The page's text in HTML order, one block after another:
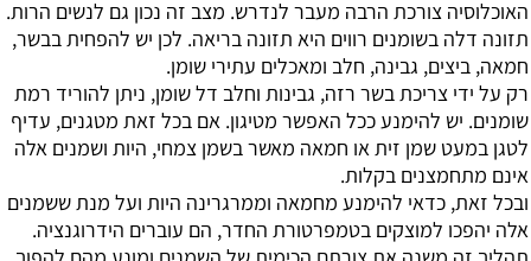
האוכלוסיה צורכת הרבה מעבר לנדרש. מצב זה נכון גם לנשים הרות.
תזונה דלה בשומנים רווים היא תזונה בריאה. לכן יש להפחית בבשר,
חמאה, ביצים, גבינה, חלב ומאכלים עתירי שומן.
רק על ידי צריכת בשר רזה, גבינות וחלב דל שומן, ניתן להוריד רמת
שומנים. יש להימנע ככל האפשר מטיגון. אם בכל זאת מטגנים, עדיף
לטגן במעט שמן זית או חמאה מאשר בשמן צמחי, היות ושמנים אלה
אינם מתחמצנים בקלות.
ובכל זאת, כדאי להימנע מחמאה וממרגרינה היות ועל מנת ששמנים
אלה יהפכו למוצקים בטמפרטורת החדר, הם עוברים הידרוגנציה.